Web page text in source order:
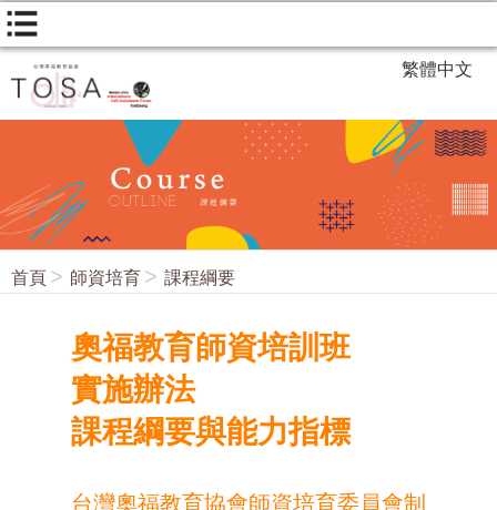
繁體中文
首頁 師資培育 課程綱要
奧福教育師資培訓班
實施辦法
課程綱要與能力指標
台灣奧福教育協會師資培育委員會制